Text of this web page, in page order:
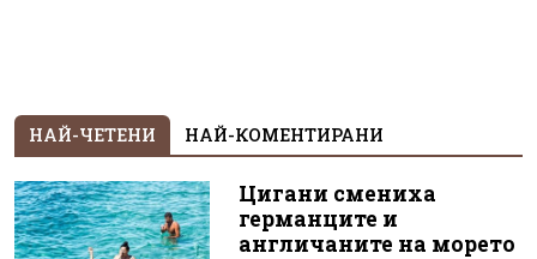
НАЙ-ЧЕТЕНИ НАЙ-КОМЕНТИРАНИ
Цигани смениха
германците и
англичаните на морето